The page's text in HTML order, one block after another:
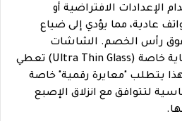
الإعدادات الافتراضية أو
عادية، مما يؤدي إلى ضياع
فوق رأس الخصم. الشاشات
المطوية تتميز بطبقة حماية خاصة (Ultra Thin Glass) تعطي
يتطلب "معايرة رقمية" خاصة
لتتوافق مع انزلاق الإصبع